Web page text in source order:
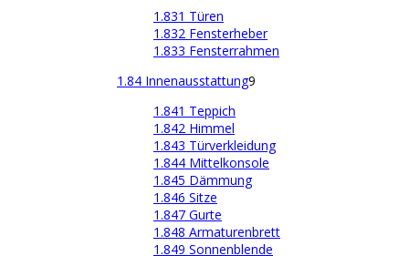
1.831 Türen
1.832 Fensterheber
1.833 Fensterrahmen
1.84 Innenausstattung9
1.841 Teppich
1.842 Himmel
1.843 Türverkleidung
1.844 Mittelkonsole
1.845 Dämmung
1.846 Sitze
1.847 Gurte
1.848 Armaturenbrett
1.849 Sonnenblende